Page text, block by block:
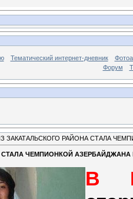
Тематический интернет-дневник
Форум
ЗАКАТАЛЬСКОГО РАЙОНА СТАЛА
СТАЛА ЧЕМПИОНКОЙ
В